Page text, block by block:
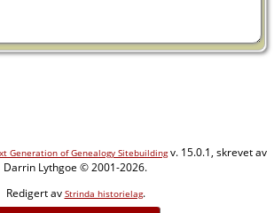
Generation of Genealogy Sitebuildingv. 15.0.1, skrevet av
Darrin Lythgoe © 2001-2026.
Redigert av Strinda historielag.